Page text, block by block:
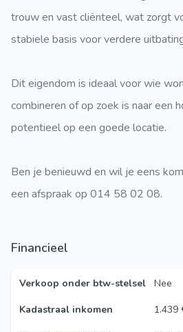
trouw en vast cliënteel, wat zorgt
stabiele basis voor verdere
Dit eigendom is ideaal voor wie
combineren of op zoek is naar een
potentieel op een goede locatie.
Ben je benieuwd en wil je eens
een afspraak op 014 58 02 08.
Financieel
Verkoop onder btw-stelsel
Nee
Kadastraal inkomen
1.439